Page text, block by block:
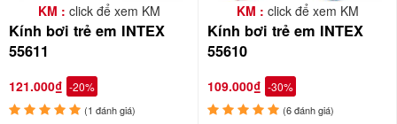
100% sản phẩm do Babycuatoi.vn cung cấp đều đạt TCVN về an
KM : click để xem KM
Kính bơi trẻ em INTEX
55611
121.000₫ -20%
(1 đánh giá)
KM : click để xem KM
Kính bơi trẻ em INTEX
55610
109.000₫ -30%
(6 đánh giá)